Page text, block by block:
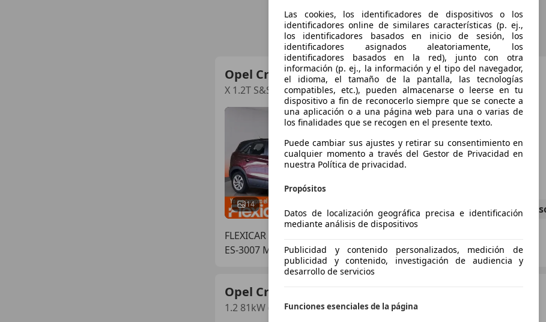
Opel Crossland
X 1.2T S&S ecoTEC Excellence 110
14
€ 7.470 Precio justo
08/2018 146.300 km
FLEXICAR MURCIA.
ES-3007 MURCIA
Opel Crossland
1.2 81kW (110CV) GS Line
Las cookies, los identificadores de dispositivos o los
identificadores online de similares características (p. ej.,
los identificadores basados en inicio de sesión, los
identificadores asignados aleatoriamente, los
identificadores basados en la red), junto con otra
información (p. ej., la información y el tipo del navegador,
el idioma, el tamaño de la pantalla, las tecnologías
compatibles, etc.), pueden almacenarse o leerse en tu
dispositivo a fin de reconocerlo siempre que se conecte a
una aplicación o a una página web para una o varias de
los finalidades que se recogen en el presente texto.
Puede cambiar sus ajustes y retirar su consentimiento en
cualquier momento a través del Gestor de Privacidad en
nuestra Política de privacidad.
Propósitos
Datos de localización geográfica precisa e identificación
mediante análisis de dispositivos
Publicidad y contenido personalizados, medición de
publicidad y contenido, investigación de audiencia y
desarrollo de servicios
Funciones esenciales de la página